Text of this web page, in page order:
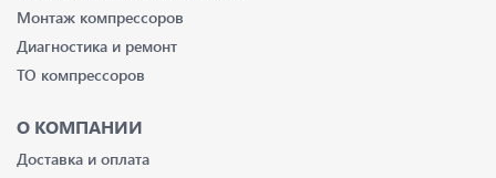
Монтаж компрессоров
Диагностика и ремонт
ТО компрессоров
О КОМПАНИИ
Доставка и оплата